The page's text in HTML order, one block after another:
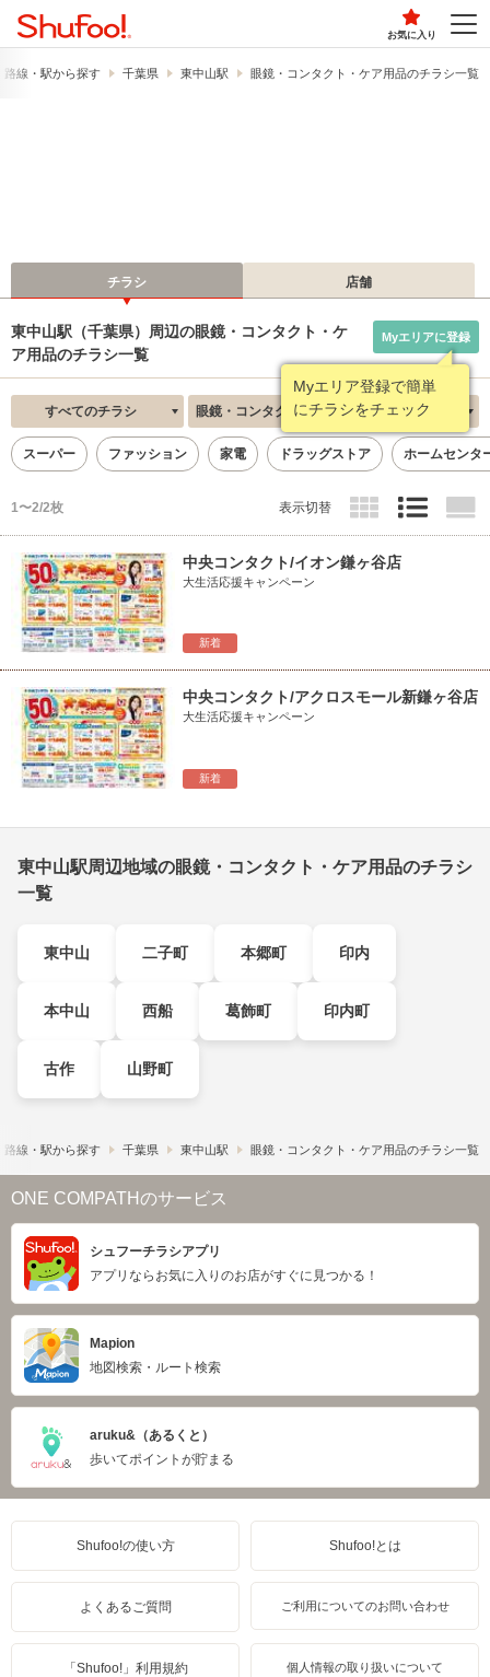
お気に入り
路線・駅から探す 千葉県 東中山駅 眼鏡・コンタクト・ケア用品のチラシ一覧
チラシ 店舗
東中山駅（千葉県）周辺の眼鏡・コンタクト・ケ
ア用品のチラシ一覧
Myエリア登録で簡単
にチラシをチェック
Myエリアに登録
すべてのチラシ 眼鏡・コンタクト・ケア用品 新着順
スーパー ファッション 家電 ドラッグストア ホームセンタ
1〜2/2枚 表示切替
新着
中央コンタクト/イオン鎌ヶ谷店
大生活応援キャンペーン
新着
中央コンタクト/アクロスモール新鎌ヶ谷店
大生活応援キャンペーン
東中山駅周辺地域の眼鏡・コンタクト・ケア用品のチラシ
一覧
東中山 二子町 本郷町 印内
本中山 西船 葛飾町 印内町
古作 山野町
路線・駅から探す 千葉県 東中山駅 眼鏡・コンタクト・ケア用品のチラシ一覧
ONE COMPATHのサービス
シュフーチラシアプリ
アプリならお気に入りのお店がすぐに見つかる！
Mapion
地図検索・ルート検索
aruku&（あるくと）
歩いてポイントが貯まる
Shufoo!の使い方 Shufoo!とは
よくあるご質問 ご利用についてのお問い合わせ
「Shufoo!」利用規約 個人情報の取り扱いについて